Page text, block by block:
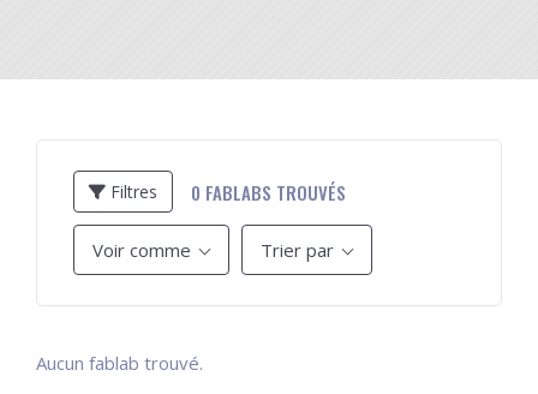
Filtres 0 FABLABS TROUVÉS
Voir comme Trier par
Aucun fablab trouvé.